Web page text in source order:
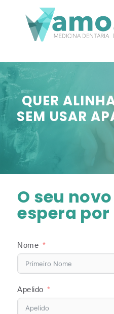
QUER
SEM USAR
O seu
espera por
Nome
Apelido